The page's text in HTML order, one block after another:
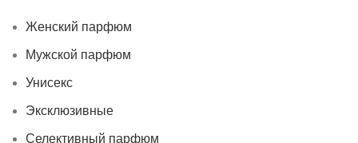
Женский парфюм
Мужской парфюм
Унисекс
Эксклюзивные
Селективный парфюм